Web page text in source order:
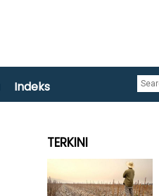
Indeks
TERKINI